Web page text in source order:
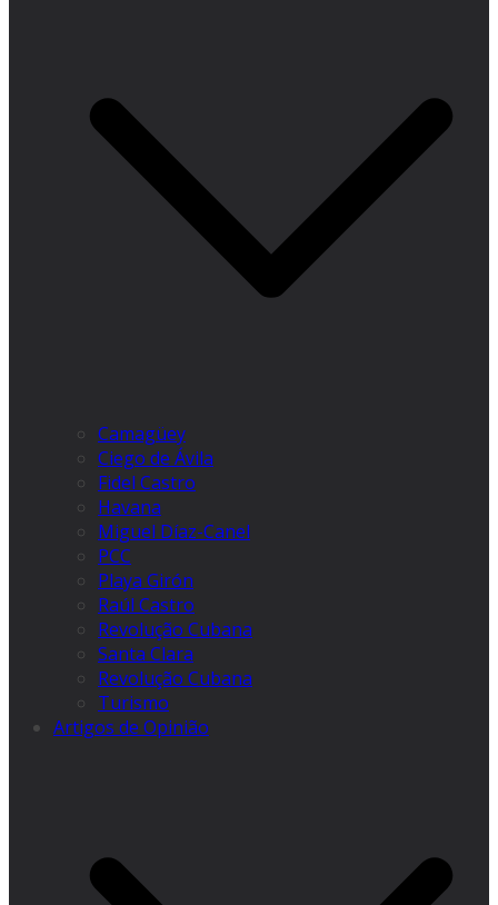
Camagüey
Ciego de Ávila
Fidel Castro
Havana
Miguel Díaz-Canel
PCC
Playa Girón
Raúl Castro
Revolução Cubana
Santa Clara
Revolução Cubana
Turismo
Artigos de Opinião